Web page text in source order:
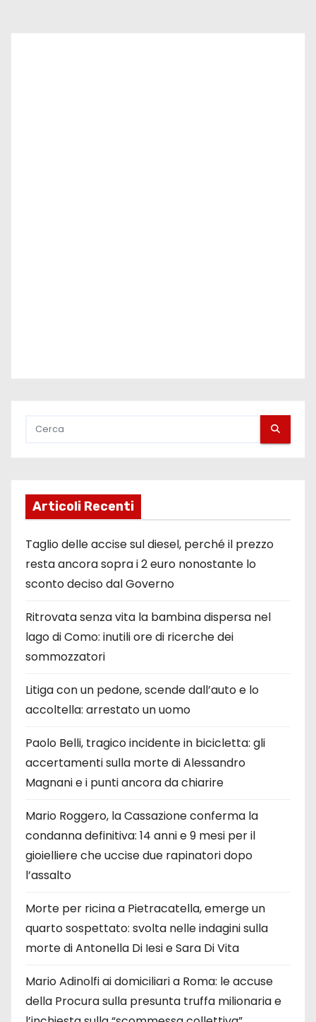
Articoli Recenti
Taglio delle accise sul diesel, perché il prezzo
resta ancora sopra i 2 euro nonostante lo
sconto deciso dal Governo
Ritrovata senza vita la bambina dispersa nel
lago di Como: inutili ore di ricerche dei
sommozzatori
Litiga con un pedone, scende dall’auto e lo
accoltella: arrestato un uomo
Paolo Belli, tragico incidente in bicicletta: gli
accertamenti sulla morte di Alessandro
Magnani e i punti ancora da chiarire
Mario Roggero, la Cassazione conferma la
condanna definitiva: 14 anni e 9 mesi per il
gioielliere che uccise due rapinatori dopo
l’assalto
Morte per ricina a Pietracatella, emerge un
quarto sospettato: svolta nelle indagini sulla
morte di Antonella Di Iesi e Sara Di Vita
Mario Adinolfi ai domiciliari a Roma: le accuse
della Procura sulla presunta truffa milionaria e